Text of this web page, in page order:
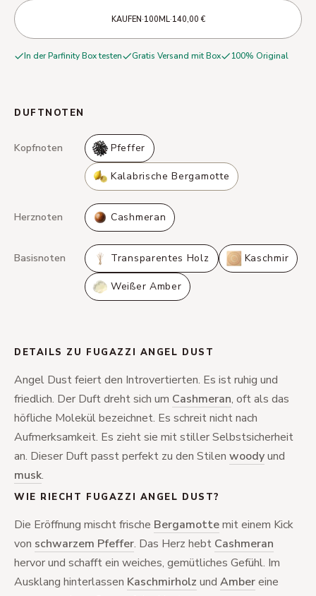
KAUFEN·100ML·140,00 €
In der Parfinity Box testen Gratis Versand mit Box 100% Original
DUFTNOTEN
Kopfnoten Pfeffer
Kalabrische Bergamotte
Herznoten Cashmeran
Basisnoten Transparentes Holz Kaschmir
Weißer Amber
DETAILS ZU FUGAZZI ANGEL DUST
Angel Dust feiert den Introvertierten. Es ist ruhig und
friedlich. Der Duft dreht sich um Cashmeran, oft als das
höfliche Molekül bezeichnet. Es schreit nicht nach
Aufmerksamkeit. Es zieht sie mit stiller Selbstsicherheit
an. Dieser Duft passt perfekt zu den Stilen woodyund
musk.
WIE RIECHT FUGAZZI ANGEL DUST?
Die Eröffnung mischt frische Bergamottemit einem Kick
von schwarzem Pfeffer. Das Herz hebt Cashmeran
hervor und schafft ein weiches, gemütliches Gefühl. Im
Ausklang hinterlassen Kaschmirholz und Ambereine